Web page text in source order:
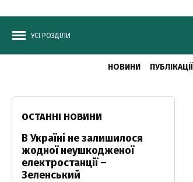
УСІ РОЗДІЛИ
НОВИНИ ПУБЛІКАЦІЇ
ОСТАННІ НОВИНИ
В Україні не залишилося
жодної неушкодженої
електростанції –
Зеленський